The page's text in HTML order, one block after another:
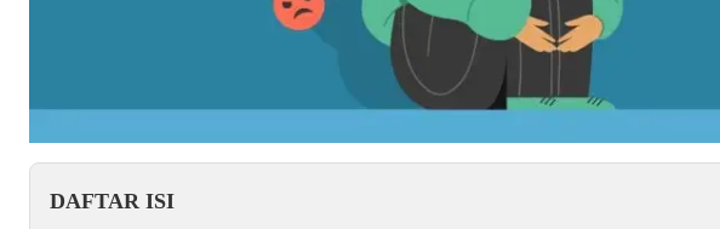
DAFTAR ISI